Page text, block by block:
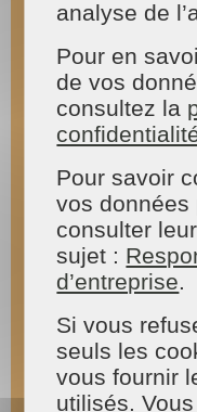
mais votre
empêche. Vous
ne pouvez pas
Nous avons la
beau jardin
ET SERVICES,une
qui vous propose
Aidé de quelques
arracher les
les plates-
jardinières
aurez choisi dans
hortensias sont
Lamballe, et vous
de plusieurs
entrée avec
sublimez vos
analyse de
Pour en
de vos
consultez la
Pour savoir
vos données
consulter
sujet :
d’entreprise.
Si vous
seuls les
vous fournir
utilisés.